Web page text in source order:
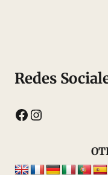
Redes
Facebook
Instagram